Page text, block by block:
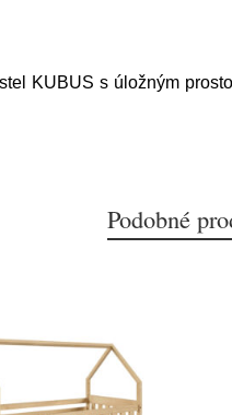
KUBUS s úložným
Podobné